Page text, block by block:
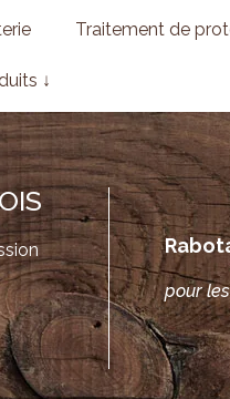
Traitement de
↓
pour